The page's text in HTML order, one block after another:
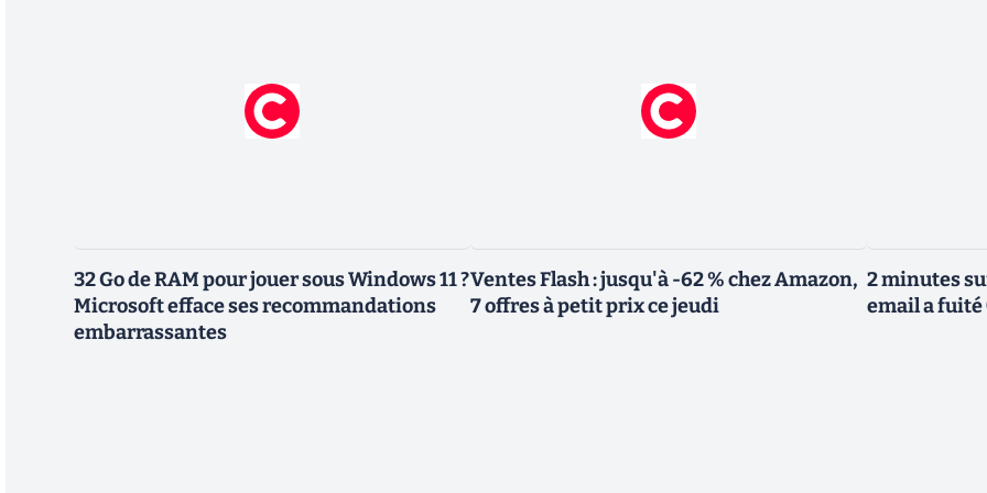
32 Go de RAM pour jouer sous Windows 11 ?
Microsoft efface ses recommandations
embarrassantes
Ventes Flash : jusqu'à -62 % chez Amazon,
7 offres à petit prix ce jeudi
2 minutes
email a fuité